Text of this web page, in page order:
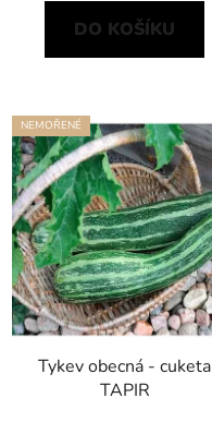
DO KOŠÍKU
NEMOŘENÉ
Tykev obecná - cuketa
TAPIR